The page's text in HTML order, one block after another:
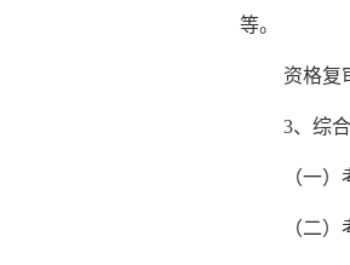
等。
资格复
3、综
（一）
（二）